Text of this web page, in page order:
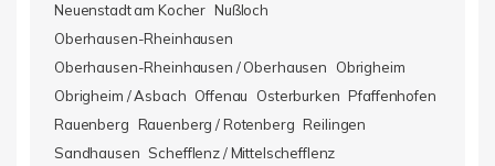
Neuenstadt am Kocher Nußloch
Oberhausen-Rheinhausen
Oberhausen-Rheinhausen / Oberhausen
Obrigheim
Obrigheim / Asbach Offenau Osterburken Pfaffenhofen
Rauenberg Rauenberg / Rotenberg Reilingen
Sandhausen Schefflenz / Mittelschefflenz